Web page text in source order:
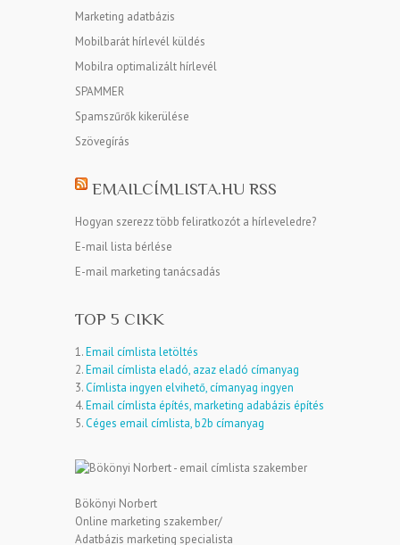
Marketing adatbázis
Mobilbarát hírlevél küldés
Mobilra optimalizált hírlevél
SPAMMER
Spamszűrők kikerülése
Szövegírás
EMAILCÍMLISTA.HU RSS
Hogyan szerezz több feliratkozót a hírleveledre?
E-mail lista bérlése
E-mail marketing tanácsadás
TOP 5 CIKK
1.Email címlista letöltés
2.Email címlista eladó, azaz eladó címanyag
3.Címlista ingyen elvihető, címanyag ingyen
4.Email címlista építés, marketing adabázis építés
5.Céges email címlista, b2b címanyag
Bökönyi Norbert
Online marketing szakember/
Adatbázis marketing specialista